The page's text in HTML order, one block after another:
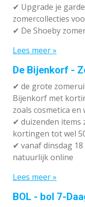
✔ Upgrade je
zomercollecties
✔ De Shoeby
Lees meer »
De Bijenkorf -
✔ de grote
Bijenkorf met
zoals cosmetica
✔ duizenden items
kortingen tot wel
✔ vanaf dinsdag
natuurlijk online
Lees meer »
BOL - bol 7-